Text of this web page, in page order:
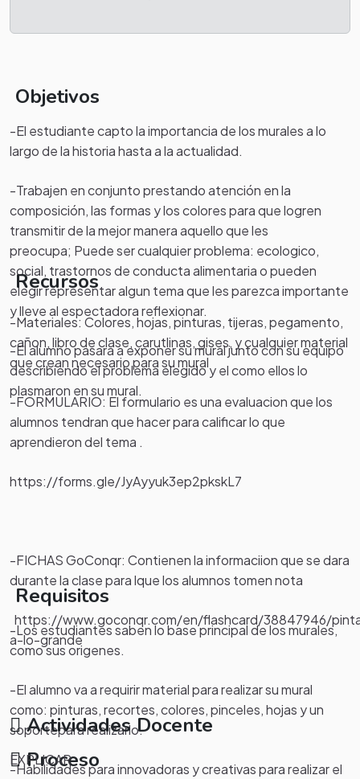
Objetivos
-El estudiante capto la importancia de los murales a lo
largo de la historia hasta a la actualidad.
-Trabajen en conjunto prestando atención en la
composición, las formas y los colores para que logren
transmitir de la mejor manera aquello que les
preocupa; Puede ser cualquier problema: ecologico,
social, trastornos de conducta alimentaria o pueden
elegir representar algun tema que les parezca importante
y lleve al espectadora reflexionar.
-El alumno pasara a exponer su mural junto con su equipo
describiendo el problema elegido y el como ellos lo
plasmaron en su mural.
Recursos
-Materiales: Colores, hojas, pinturas, tijeras, pegamento,
cañon, libro de clase, carutlinas, gises, y cualquier material
que crean necesario para su mural
-FORMULARIO: El formulario es una evaluacion que los
alumnos tendran que hacer para calificar lo que
aprendieron del tema .
https://forms.gle/JyAyyuk3ep2pkskL7
-FICHAS GoConqr: Contienen la informaciion que se dara
durante la clase para lque los alumnos tomen nota
https://www.goconqr.com/en/flashcard/38847946/
a-lo-grande
Requisitos
-Los estudiantes saben lo base principal de los murales,
como sus origenes.
-El alumno va a requirir material para realizar su mural
como: pinturas, recortes, colores, pinceles, hojas y un
soportepara realizarlo.
-Habilidades para innovadoras y creativas para realizar el
Proceso
Actividades Docente
EXPLICAR